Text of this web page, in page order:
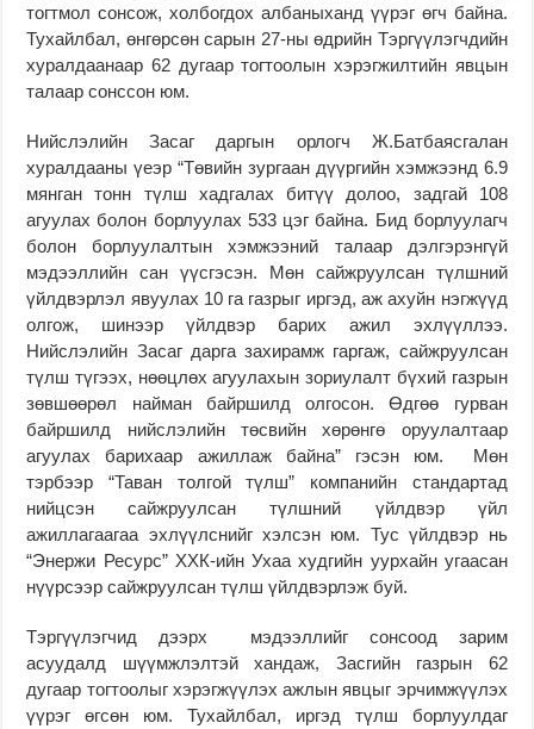
тогтмол сонсож, холбогдох албаныханд үүрэг өгч байна.
Тухайлбал, өнгөрсөн сарын 27-ны өдрийн Тэргүүлэгчдийн
хуралдаанаар 62 дугаар тогтоолын хэрэгжилтийн явцын
талаар сонссон юм.
Нийслэлийн Засаг даргын орлогч Ж.Батбаясгалан
хуралдааны үеэр “Төвийн зургаан дүүргийн хэмжээнд 6.9
мянган тонн түлш хадгалах битүү долоо, задгай 108
агуулах болон борлуулах 533 цэг байна. Бид борлуулагч
болон борлуулалтын хэмжээний талаар дэлгэрэнгүй
мэдээллийн сан үүсгэсэн. Мөн сайжруулсан түлшний
үйлдвэрлэл явуулах 10 га газрыг иргэд, аж ахуйн нэгжүүд
олгож, шинээр үйлдвэр барих ажил эхлүүллээ.
Нийслэлийн Засаг дарга захирамж гаргаж, сайжруулсан
түлш түгээх, нөөцлөх агуулахын зориулалт бүхий газрын
зөвшөөрөл найман байршилд олгосон. Өдгөө гурван
байршилд нийслэлийн төсвийн хөрөнгө оруулалтаар
агуулах барихаар ажиллаж байна” гэсэн юм. Мөн
тэрбээр “Таван толгой түлш” компанийн стандартад
нийцсэн сайжруулсан түлшний үйлдвэр үйл
ажиллагаагаа эхлүүлснийг хэлсэн юм. Тус үйлдвэр нь
“Энержи Ресурс” ХХК-ийн Ухаа худгийн уурхайн угаасан
нүүрсээр сайжруулсан түлш үйлдвэрлэж буй.
Тэргүүлэгчид дээрх мэдээллийг сонсоод зарим
асуудалд шүүмжлэлтэй хандаж, Засгийн газрын 62
дугаар тогтоолыг хэрэгжүүлэх ажлын явцыг эрчимжүүлэх
үүрэг өгсөн юм. Тухайлбал, иргэд түлш борлуулдаг